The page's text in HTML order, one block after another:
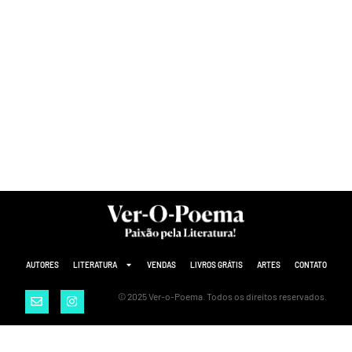
AUTORES LITERATURA VENDAS LIVROS GRÁTIS ARTES CONTATO
© 2025 Ver-o-Poema. Todos os direitos reservados.